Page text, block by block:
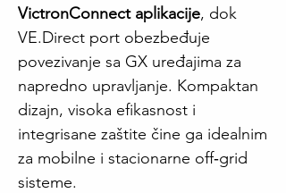
VictronConnect aplikacije, dok
VE.Direct port obezbeđuje
povezivanje sa GX uređajima za
napredno upravljanje. Kompaktan
dizajn, visoka efikasnost i
integrisane zaštite čine ga idealnim
za mobilne i stacionarne off‑grid
sisteme.